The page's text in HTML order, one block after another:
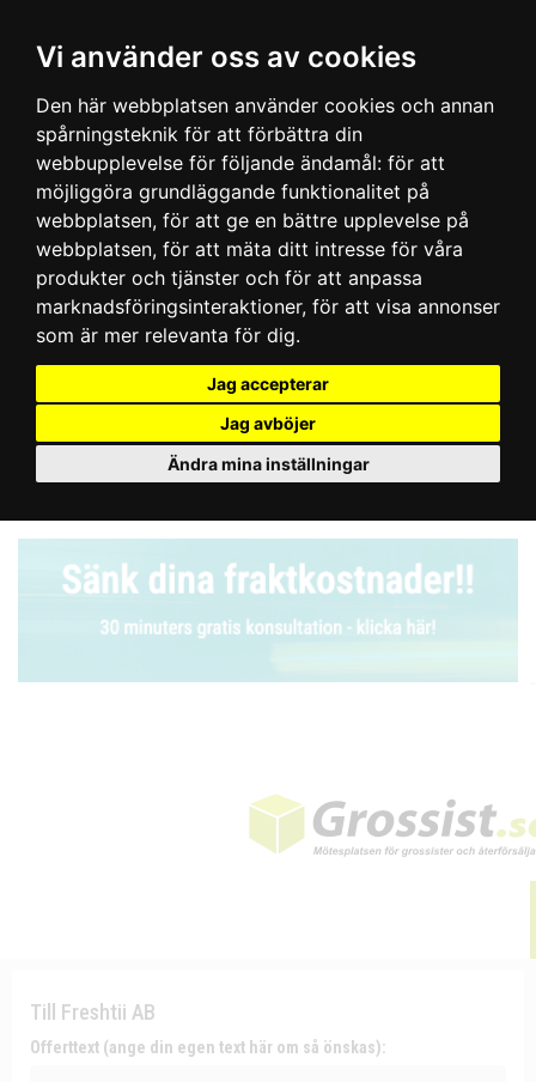
Vi använder oss av cookies
Den här webbplatsen använder cookies och annan
spårningsteknik för att förbättra din
webbupplevelse för följande ändamål: för att
möjliggöra grundläggande funktionalitet på
webbplatsen, för att ge en bättre upplevelse på
webbplatsen, för att mäta ditt intresse för våra
produkter och tjänster och för att anpassa
marknadsföringsinteraktioner, för att visa annonser
som är mer relevanta för dig.
Jag accepterar
Jag avböjer
Ändra mina inställningar
Till Freshtii AB
Offerttext (ange din egen text här om så önskas):